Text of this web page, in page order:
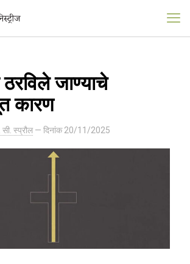
ठरविले जाण्याचे
कारण
स्प्रौल — दिनांक 20/11/2025